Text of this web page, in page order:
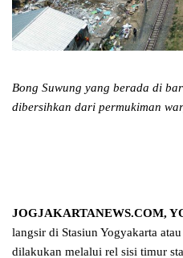
Bong Suwung yang berada di
dibersihkan dari permukiman
JOGJAKARTANEWS.COM,
langsir di Stasiun Yogyakarta
dilakukan melalui rel sisi timur